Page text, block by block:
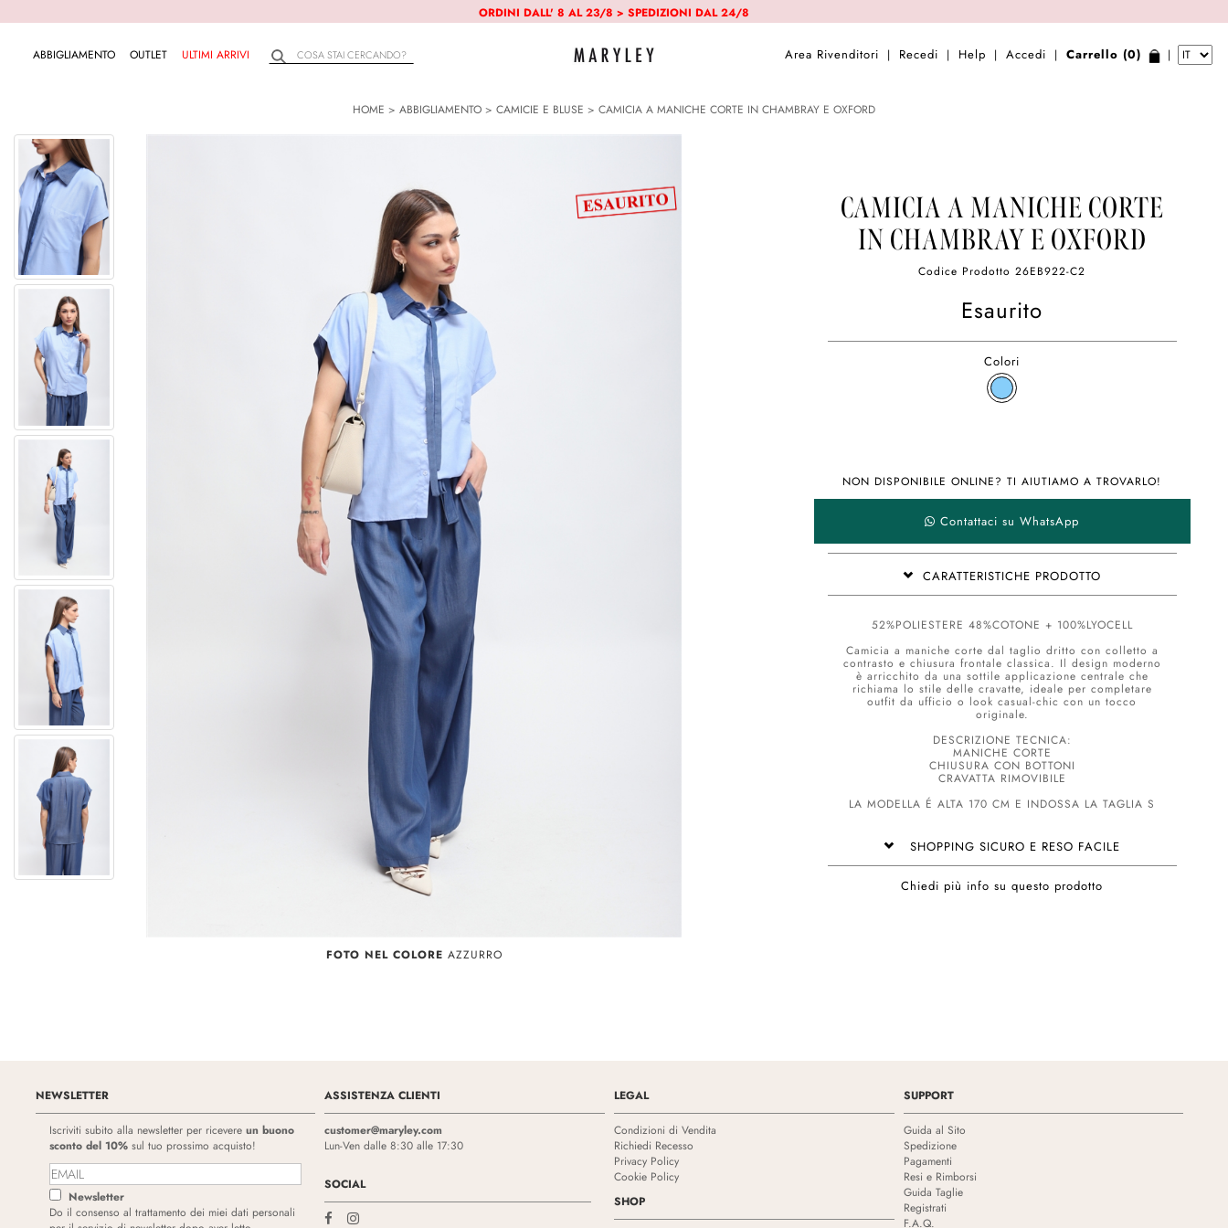
ORDINI DALL' 8 AL 23/8 > SPEDIZIONI DAL 24/8
ABBIGLIAMENTO OUTLET ULTIMI ARRIVI Area Rivenditori | Recedi | Help | Accedi | Carrello (0) |
HOME > ABBIGLIAMENTO > CAMICIE E BLUSE > CAMICIA A MANICHE CORTE IN CHAMBRAY E OXFORD
FOTO NEL COLORE AZZURRO
CAMICIA A MANICHE CORTE
IN CHAMBRAY E OXFORD
Codice Prodotto26EB922-C2
Esaurito
Colori
NON DISPONIBILE ONLINE? TI AIUTIAMO A TROVARLO!
Contattaci su WhatsApp
CARATTERISTICHE PRODOTTO
52%POLIESTERE 48%COTONE + 100%LYOCELL
Camicia a maniche corte dal taglio dritto con colletto a
contrasto e chiusura frontale classica. Il design moderno
è arricchito da una sottile applicazione centrale che
richiama lo stile delle cravatte, ideale per completare
outfit da ufficio o look casual-chic con un tocco
originale.
DESCRIZIONE TECNICA:
MANICHE CORTE
CHIUSURA CON BOTTONI
CRAVATTA RIMOVIBILE
LA MODELLA É ALTA 170 CM E INDOSSA LA TAGLIA S
SHOPPING SICURO E RESO FACILE
Chiedi più info su questo prodotto
NEWSLETTER
Iscriviti subito alla newsletter per ricevere un buono
sconto del 10%sul tuo prossimo acquisto!
Newsletter
Do il consenso al trattamento dei miei dati personali
ASSISTENZA CLIENTI
customer@maryley.com
Lun-Ven dalle 8:30 alle 17:30
SOCIAL
LEGAL
Condizioni di Vendita
Richiedi Recesso
Privacy Policy
Cookie Policy
SHOP
SUPPORT
Guida al Sito
Spedizione
Pagamenti
Resi e Rimborsi
Guida Taglie
Registrati
F.A.Q.